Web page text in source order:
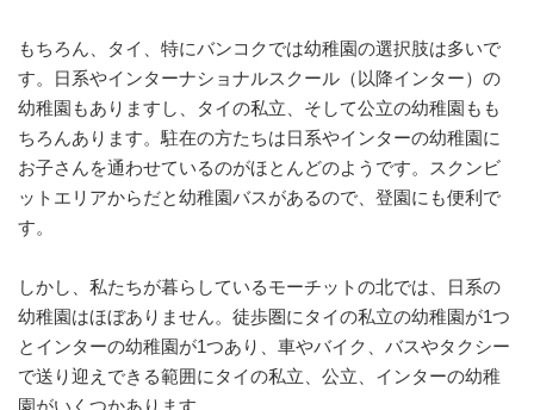
もちろん、タイ、特にバンコクでは幼稚園の選択肢は多いで
す。日系やインターナショナルスクール（以降インター）の
幼稚園もありますし、タイの私立、そして公立の幼稚園もも
ちろんあります。駐在の方たちは日系やインターの幼稚園に
お子さんを通わせているのがほとんどのようです。スクンビ
ットエリアからだと幼稚園バスがあるので、登園にも便利で
す。
しかし、私たちが暮らしているモーチットの北では、日系の
幼稚園はほぼありません。徒歩圏にタイの私立の幼稚園が1つ
とインターの幼稚園が1つあり、車やバイク、バスやタクシー
で送り迎えできる範囲にタイの私立、公立、インターの幼稚
園がいくつかあります。